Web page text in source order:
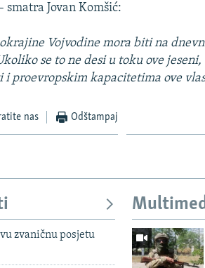
Jovan Komšić:
Vojvodine mora biti na
se to ne desi u toku ove
i proevropskim kapacitetima ove
nas Odštampaj
zvaničnu posjetu